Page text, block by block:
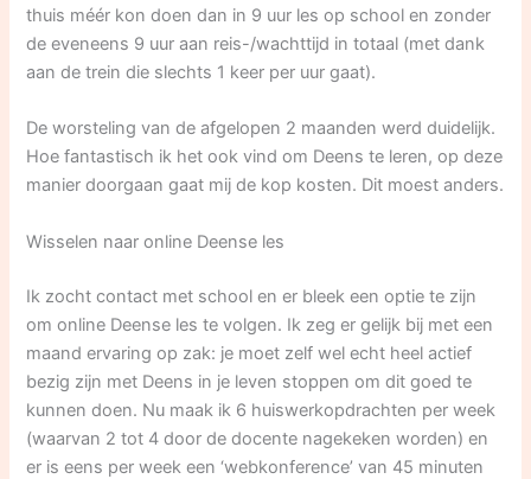
thuis méér kon doen dan in 9 uur les op school en zonder
de eveneens 9 uur aan reis-/wachttijd in totaal (met dank
aan de trein die slechts 1 keer per uur gaat).
De worsteling van de afgelopen 2 maanden werd duidelijk.
Hoe fantastisch ik het ook vind om Deens te leren, op deze
manier doorgaan gaat mij de kop kosten. Dit moest anders.
Wisselen naar online Deense les
Ik zocht contact met school en er bleek een optie te zijn
om online Deense les te volgen. Ik zeg er gelijk bij met een
maand ervaring op zak: je moet zelf wel echt heel actief
bezig zijn met Deens in je leven stoppen om dit goed te
kunnen doen. Nu maak ik 6 huiswerkopdrachten per week
(waarvan 2 tot 4 door de docente nagekeken worden) en
er is eens per week een ‘webkonference’ van 45 minuten